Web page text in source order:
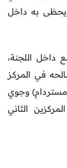
يحظى به داخل
داخل اللجنة،
27 عضوًا من أصل 35 لصالحه في المركز
وجوي
الثاني